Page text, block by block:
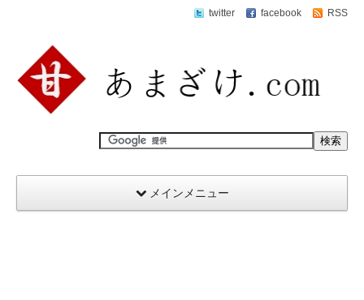
twitter facebook RSS
メインメニュー